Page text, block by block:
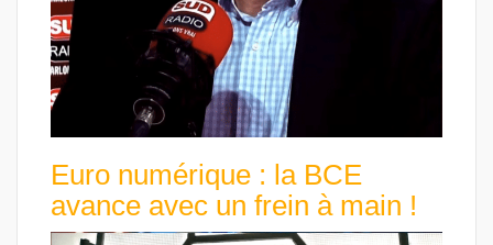
Euro numérique : la BCE
avance avec un frein à main !